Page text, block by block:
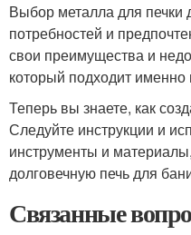
Выбор металла для печки
потребностей и
свои преимущества и
который подходит именно
Теперь вы знаете, как
Следуйте инструкции и
инструменты и
долговечную печь для
Связанные